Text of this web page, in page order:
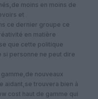
moins en moins de
et
ce dernier groupe ce
en matière
que cette politique
si personne ne peut dire
nouveaux
aidant,se trouvera bien à
cost haut de gamme qui